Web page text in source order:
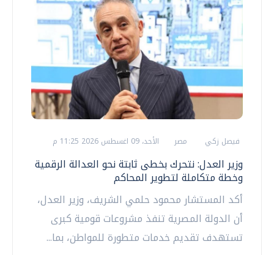
فيصل زكي مصر الأحد، 09 اغسطس 2026 11:25 م
وزير العدل: نتحرك بخطى ثابتة نحو العدالة الرقمية
وخطة متكاملة لتطوير المحاكم
أكد المستشار محمود حلمي الشريف، وزير العدل،
أن الدولة المصرية تنفذ مشروعات قومية كبرى
تستهدف تقديم خدمات متطورة للمواطن، بما...